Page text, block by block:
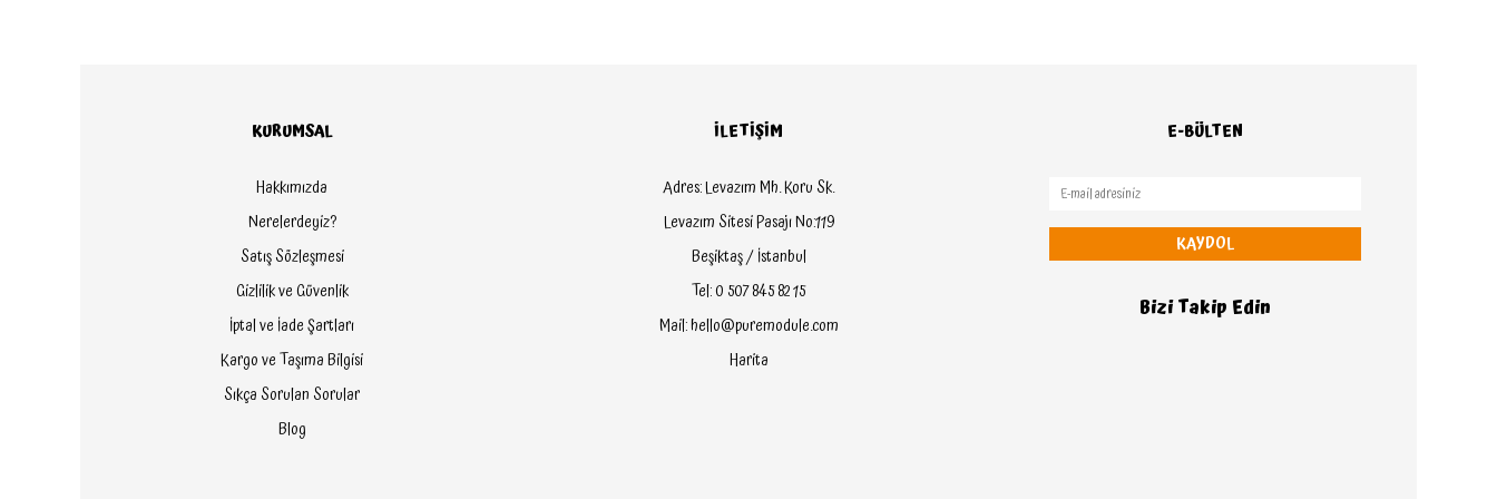
KURUMSAL
Hakkımızda
Nerelerdeyiz?
Satış Sözleşmesi
Gizlilik ve Güvenlik
İptal ve İade Şartları
Kargo ve Taşıma Bilgisi
Sıkça Sorulan Sorular
Blog
İLETİŞİM
Adres: Levazım Mh. Koru Sk.
Levazım Sitesi Pasajı No:119
Beşiktaş / İstanbul
Tel: 0 507 845 82 15
Mail: hello@puremodule.com
Harita
E-BÜLTEN
KAYDOL
Bizi Takip Edin